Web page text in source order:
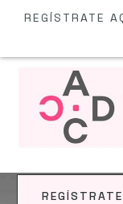
REGÍSTRATE
REGÍSTRATE